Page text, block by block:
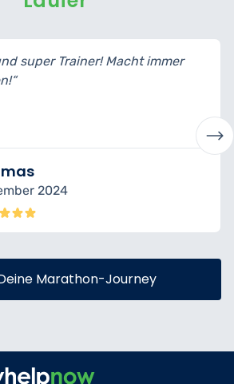
super Trainer! Macht immer
2024
Marathon-Journey